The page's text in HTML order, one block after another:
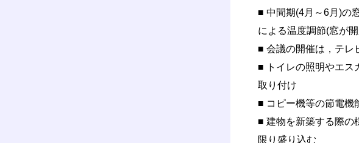
■ 中間期(4月～6月)の
による温度調節(窓が
■ 会議の開催は，テレ
■ トイレの照明やエス
取り付け
■ コピー機等の節電機
■ 建物を新築する際の
限り盛り込む